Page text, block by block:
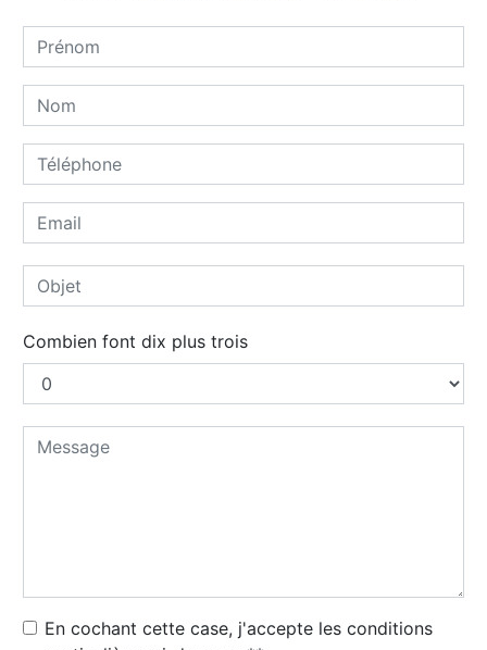
Combien font dix plus trois
En cochant cette case, j'accepte les conditions